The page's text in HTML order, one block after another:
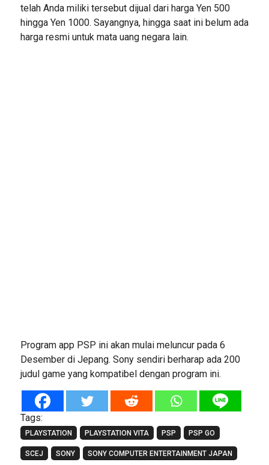
telah Anda miliki tersebut dijual dari harga Yen 500
hingga Yen 1000. Sayangnya, hingga saat ini belum ada
harga resmi untuk mata uang negara lain.
Program app PSP ini akan mulai meluncur pada 6
Desember di Jepang. Sony sendiri berharap ada 200
judul game yang kompatibel dengan program ini.
Tags:
PLAYSTATION PLAYSTATION VITA PSP PSP GO
SCEJ SONY SONY COMPUTER ENTERTAINMENT JAPAN